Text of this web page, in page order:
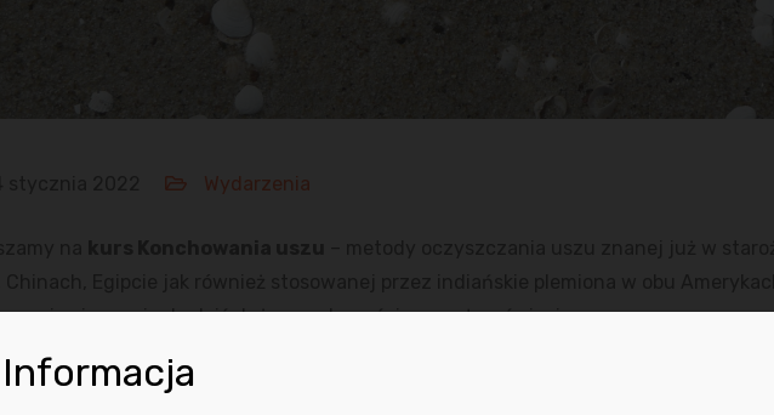
Wydarzenia
cieszy się do dziś dużą popularnością na całym świecie.
to rurka z woskowanego płótna w kształcie stożka lub lejka, którą wprowadza się
Informacja